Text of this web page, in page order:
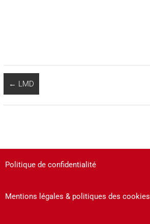
← LMD
Politique de confidentialité
Mentions légales & politiques des cookies